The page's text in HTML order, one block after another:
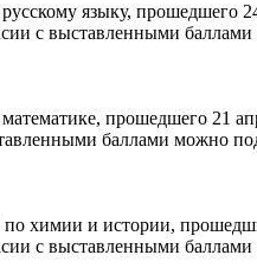
языку, прошедшего
с выставленными
прошедшего 21
баллами можно
химии и истории,
с выставленными